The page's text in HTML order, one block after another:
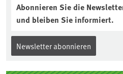
Abonnieren Sie die
und bleiben Sie informiert.
Newsletter abonnieren